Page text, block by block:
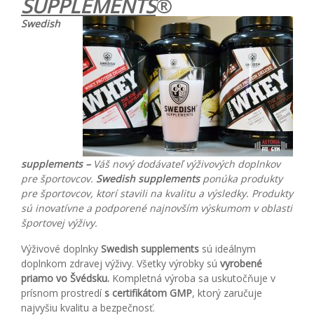
SUPPLEMENTS®
Swedish
supplements –Váš nový dodávateľ výživových doplnkov
pre športovcov. Swedish supplementsponúka produkty
pre športovcov, ktorí stavili na kvalitu a výsledky. Produkty
sú inovatívne a podporené najnovším výskumom v oblasti
športovej výživy.
Výživové doplnky Swedish supplements sú ideálnym
doplnkom zdravej výživy. Všetky výrobky sú vyrobené
priamo vo Švédsku. Kompletná výroba sa uskutočňuje v
prísnom prostredís certifikátom GMP, ktorý zaručuje
najvyšiu kvalitu a bezpečnosť.